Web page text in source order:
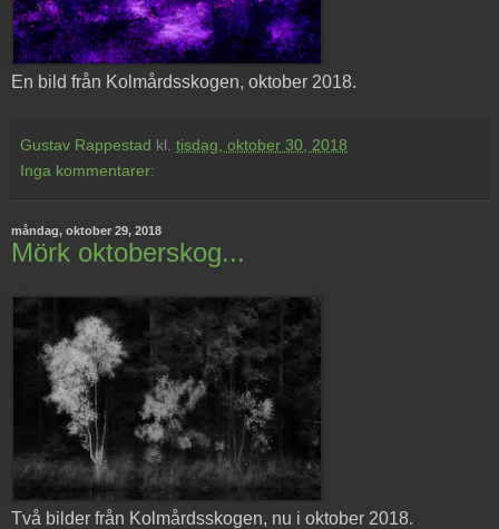
En bild från Kolmårdsskogen, oktober 2018.
Gustav Rappestad kl. tisdag, oktober 30, 2018
Inga kommentarer:
måndag, oktober 29, 2018
Mörk oktoberskog...
Två bilder från Kolmårdsskogen, nu i oktober 2018.